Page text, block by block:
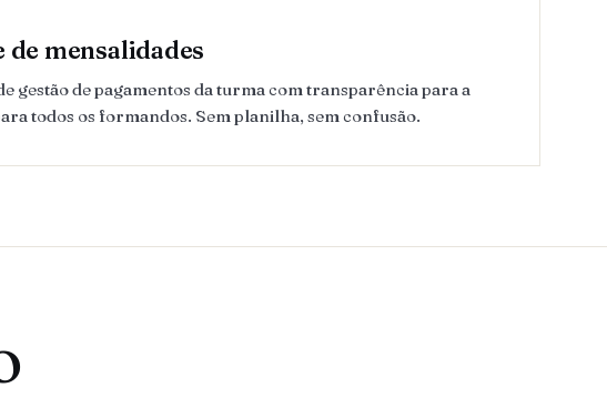
de mensalidades
gestão de pagamentos da turma com transparência para a
todos os formandos. Sem planilha, sem confusão.